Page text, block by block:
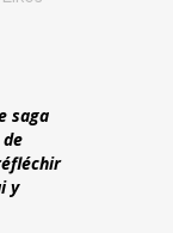
saga
y